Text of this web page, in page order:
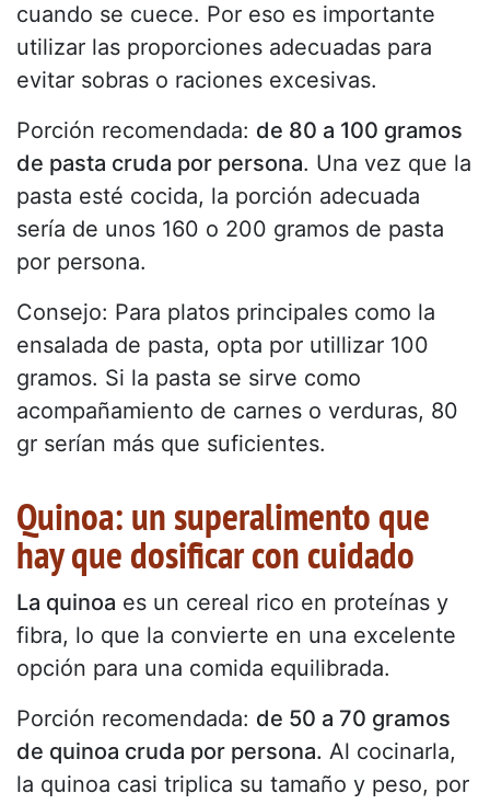
cuando se cuece. Por eso es importante
utilizar las proporciones adecuadas para
evitar sobras o raciones excesivas.
Porción recomendada: de 80 a 100 gramos
de pasta cruda por persona. Una vez que la
pasta esté cocida, la porción adecuada
sería de unos 160 o 200 gramos de pasta
por persona.
Consejo: Para platos principales como la
ensalada de pasta, opta por utillizar 100
gramos. Si la pasta se sirve como
acompañamiento de carnes o verduras, 80
gr serían más que suficientes.
Quinoa: un superalimento que
hay que dosificar con cuidado
La quinoa es un cereal rico en proteínas y
fibra, lo que la convierte en una excelente
opción para una comida equilibrada.
Porción recomendada: de 50 a 70 gramos
de quinoa cruda por persona. Al cocinarla,
la quinoa casi triplica su tamaño y peso, por